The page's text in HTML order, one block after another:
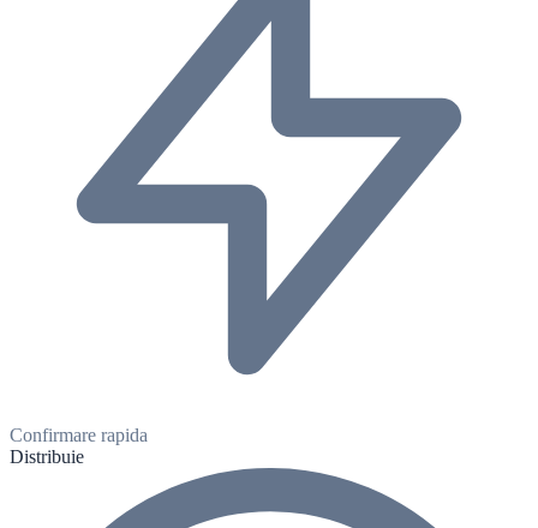
Confirmare rapida
Distribuie